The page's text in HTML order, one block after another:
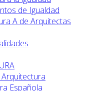
de Igualdad
A de Arquitectas
Española